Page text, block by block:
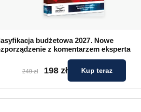
budżetowa 2027. Nowe
z komentarzem eksperta
249 zł 198 zł Kup teraz